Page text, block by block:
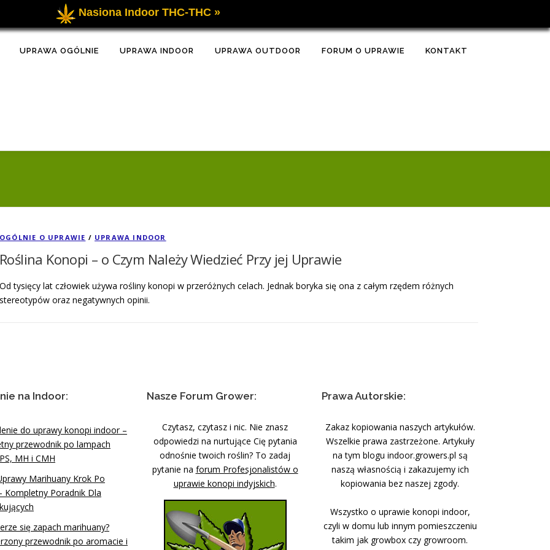
Nasiona Indoor THC-THC »
UPRAWA OGÓLNIE UPRAWA INDOOR UPRAWA OUTDOOR FORUM O UPRAWIE KONTAKT
OGÓLNIE O UPRAWIE / UPRAWA INDOOR
Roślina Konopi – o Czym Należy Wiedzieć Przy jej Uprawie
Od tysięcy lat człowiek używa rośliny konopi w przeróżnych celach. Jednak boryka się ona z całym rzędem różnych
stereotypów oraz negatywnych opinii.
na Indoor:
do uprawy konopi indoor –
przewodnik po lampach
MH i CMH
Marihuany Krok Po
Kompletny Poradnik Dla
się zapach marihuany?
przewodnik po aromacie i
Nasze Forum Grower:
Czytasz, czytasz i nic. Nie znasz
odpowiedzi na nurtujące Cię pytania
odnośnie twoich roślin? To zadaj
pytanie na forum Profesjonalistów o
uprawie konopi indyjskich.
Prawa Autorskie:
Zakaz kopiowania naszych artykułów.
Wszelkie prawa zastrzeżone. Artykuły
na tym blogu indoor.growers.pl są
naszą własnością i zakazujemy ich
kopiowania bez naszej zgody.
Wszystko o uprawie konopi indoor,
czyli w domu lub innym pomieszczeniu
takim jak growbox czy growroom.